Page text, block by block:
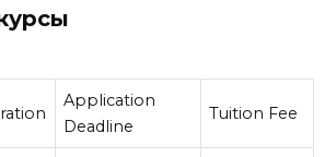
Application
Deadline
Tuition Fee